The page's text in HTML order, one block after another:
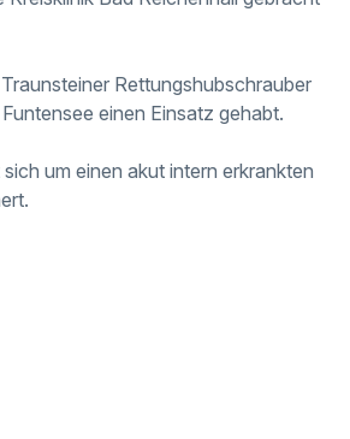
Rettungshubschrauber
Funtensee einen Einsatz gehabt.
um einen akut intern erkrankten